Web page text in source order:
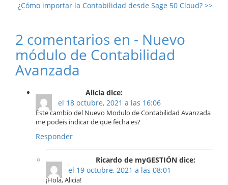
¿Cómo importar la Contabilidad desde Sage 50 Cloud? >>
2 comentarios en - Nuevo
módulo de Contabilidad
Avanzada
Alicia dice:
el 18 octubre, 2021 a las 16:06
Este cambio del Nuevo Modulo de Contabilidad Avanzada
me podeis indicar de que fecha es?
Responder
Ricardo de myGESTIÓN dice:
el 19 octubre, 2021 a las 08:01
¡Hola, Alicia!